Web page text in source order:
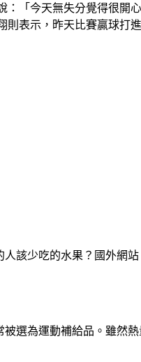
「今天無失分覺得很開
表示，昨天比賽贏球打
該少吃的水果？國外網
選為運動補給品。雖然